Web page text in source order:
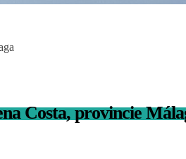
Costa, provincie